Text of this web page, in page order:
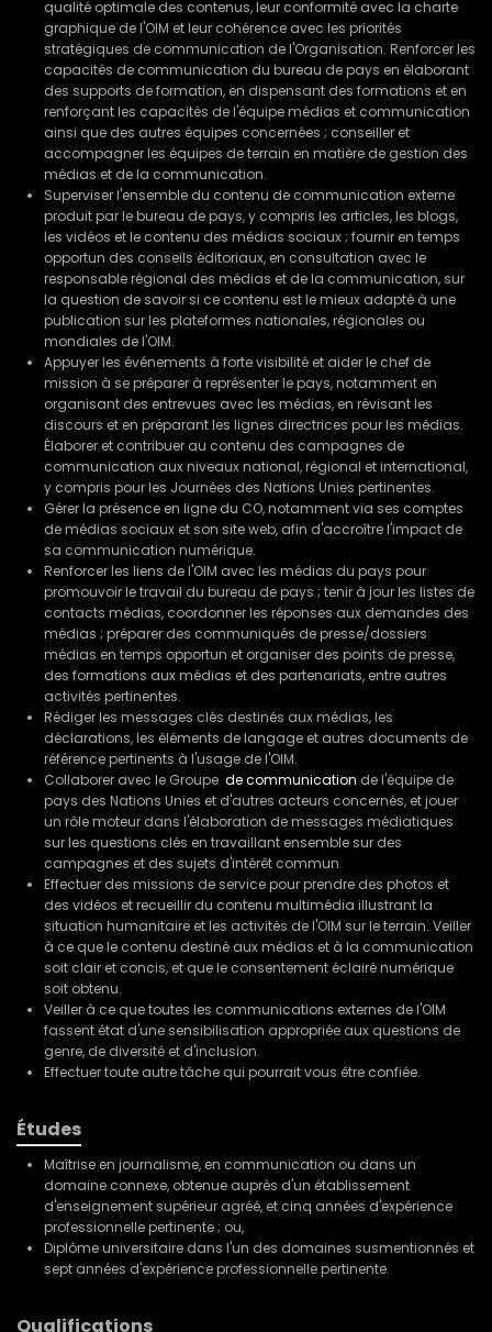
qualité optimale des contenus, leur conformité avec la charte
graphique de l'OIM et leur cohérence avec les priorités
stratégiques de communication de l'Organisation. Renforcer les
capacités de communication du bureau de pays en élaborant
des supports de formation, en dispensant des formations et en
renforçant les capacités de l'équipe médias et communication
ainsi que des autres équipes concernées ; conseiller et
accompagner les équipes de terrain en matière de gestion des
médias et de la communication.
Superviser l'ensemble du contenu de communication externe
produit par le bureau de pays, y compris les articles, les blogs,
les vidéos et le contenu des médias sociaux ; fournir en temps
opportun des conseils éditoriaux, en consultation avec le
responsable régional des médias et de la communication, sur
la question de savoir si ce contenu est le mieux adapté à une
publication sur les plateformes nationales, régionales ou
mondiales de l'OIM.
Appuyer les événements à forte visibilité et aider le chef de
mission à se préparer à représenter le pays, notamment en
organisant des entrevues avec les médias, en révisant les
discours et en préparant les lignes directrices pour les médias.
Élaborer et contribuer au contenu des campagnes de
communication aux niveaux national, régional et international,
y compris pour les Journées des Nations Unies pertinentes.
Gérer la présence en ligne du CO, notamment via ses comptes
de médias sociaux et son site web, afin d'accroître l'impact de
sa communication numérique.
Renforcer les liens de l'OIM avec les médias du pays pour
promouvoir le travail du bureau de pays ; tenir à jour les listes de
contacts médias, coordonner les réponses aux demandes des
médias ; préparer des communiqués de presse/dossiers
médias en temps opportun et organiser des points de presse,
des formations aux médias et des partenariats, entre autres
activités pertinentes.
Rédiger les messages clés destinés aux médias, les
déclarations, les éléments de langage et autres documents de
référence pertinents à l'usage de l'OIM.
Collaborer avec le Groupe de communication de l'équipe de
pays des Nations Unies et d'autres acteurs concernés, et jouer
un rôle moteur dans l'élaboration de messages médiatiques
sur les questions clés en travaillant ensemble sur des
campagnes et des sujets d'intérêt commun.
Effectuer des missions de service pour prendre des photos et
des vidéos et recueillir du contenu multimédia illustrant la
situation humanitaire et les activités de l'OIM sur le terrain. Veiller
à ce que le contenu destiné aux médias et à la communication
soit clair et concis, et que le consentement éclairé numérique
soit obtenu.
Veiller à ce que toutes les communications externes de l'OIM
fassent état d'une sensibilisation appropriée aux questions de
genre, de diversité et d'inclusion.
Effectuer toute autre tâche qui pourrait vous être confiée.
Études
Maîtrise en journalisme, en communication ou dans un
domaine connexe, obtenue auprès d'un établissement
d'enseignement supérieur agréé, et cinq années d'expérience
professionnelle pertinente ; ou,
Diplôme universitaire dans l'un des domaines susmentionnés et
sept années d'expérience professionnelle pertinente.
Qualifications